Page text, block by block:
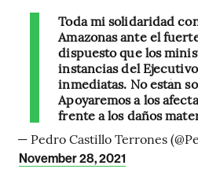
Toda mi solidaridad
Amazonas ante el
dispuesto que los
instancias del
inmediatas. No están
Apoyaremos a los
frente a los daños
— Pedro Castillo Terrones
November 28, 2021